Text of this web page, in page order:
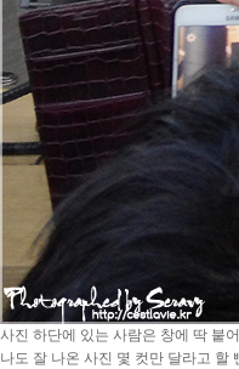
사진 하단에 있는 사람은 창에 딱 붙
나도 잘 나온 사진 몇 컷만 달라고 할